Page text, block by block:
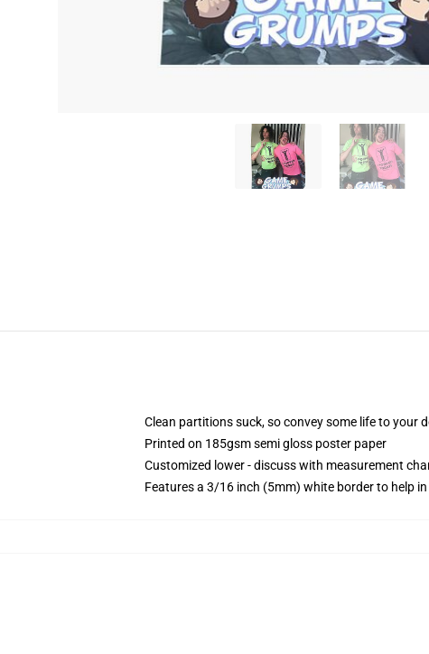
Clean partitions suck, so convey some life to your
Printed on 185gsm semi gloss poster paper
Customized lower - discuss with measurement
Features a 3/16 inch (5mm) white border to help